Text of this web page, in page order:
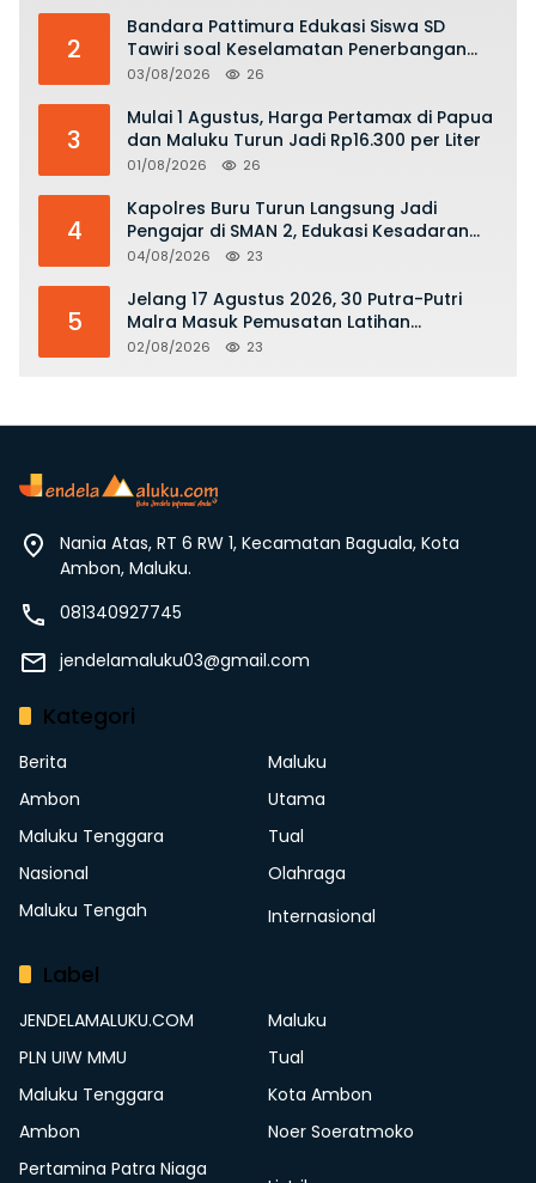
2
Bandara Pattimura Edukasi Siswa SD
Tawiri soal Keselamatan Penerbangan
dan Bahaya Bermain Layang-layang di
03/08/2026 26
3
Mulai 1 Agustus, Harga Pertamax di Papua
dan Maluku Turun Jadi Rp16.300 per Liter
01/08/2026 26
4
Kapolres Buru Turun Langsung Jadi
Pengajar di SMAN 2, Edukasi Kesadaran
Hukum dan Stop Kekerasan
04/08/2026 23
5
Jelang 17 Agustus 2026, 30 Putra-Putri
Malra Masuk Pemusatan Latihan
Paskibraka
02/08/2026 23
Nania Atas, RT 6 RW 1, Kecamatan Baguala, Kota
Ambon, Maluku.
081340927745
jendelamaluku03@gmail.com
Kategori
Berita
Maluku
Ambon
Utama
Maluku Tenggara
Tual
Nasional
Olahraga
Maluku Tengah
Internasional
Label
JENDELAMALUKU.COM
Maluku
PLN UIW MMU
Tual
Maluku Tenggara
Kota Ambon
Ambon
Noer Soeratmoko
Pertamina Patra Niaga